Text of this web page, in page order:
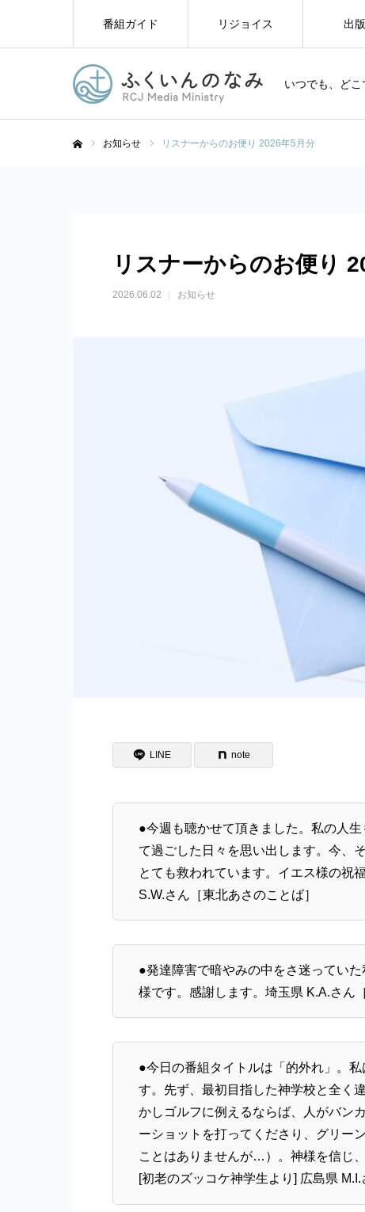
いつでも、ど
番組ガイド リジョイス 出
お知らせ リスナーからのお便り 2026年5月分
リスナーからのお便り
2026.06.02 お知らせ
LINE note
●今週も聴かせて頂きました。私の人
て過ごした日々を思い出します。今、
とても救われています。イエス様の祝
S.W.さん［東北あさのことば］
●発達障害で暗やみの中をさ迷ってい
様です。感謝します。埼玉県 K.A.さん
●今日の番組タイトルは「的外れ」。
す。先ず、最初目指した神学校と全く
かしゴルフに例えるならば、人がバン
ーショットを打ってくださり、グリー
ことはありませんが…）。神様を信じ
[初老のズッコケ神学生より] 広島県 M.I.